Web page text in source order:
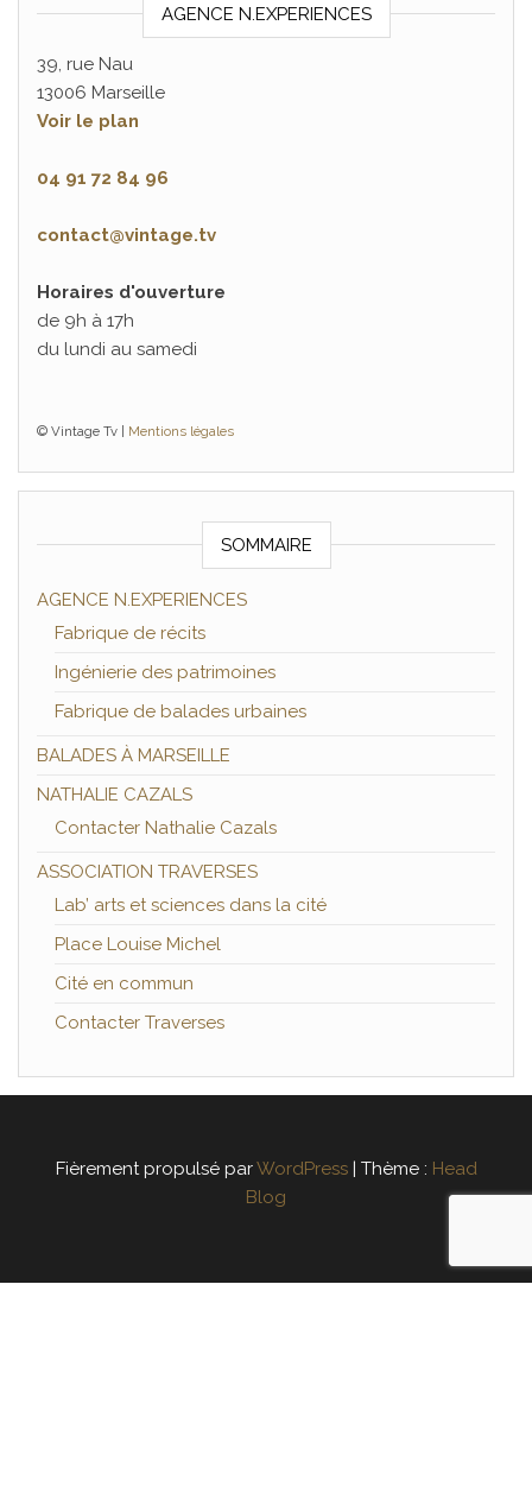
AGENCE N.EXPERIENCES
39, rue Nau
13006 Marseille
Voir le plan
04 91 72 84 96
contact@vintage.tv
Horaires d'ouverture
de 9h à 17h
du lundi au samedi
© Vintage Tv | Mentions légales
SOMMAIRE
AGENCE N.EXPERIENCES
Fabrique de récits
Ingénierie des patrimoines
Fabrique de balades urbaines
BALADES À MARSEILLE
NATHALIE CAZALS
Contacter Nathalie Cazals
ASSOCIATION TRAVERSES
Lab’ arts et sciences dans la cité
Place Louise Michel
Cité en commun
Contacter Traverses
Fièrement propulsé parWordPress | Thème : Head
Blog